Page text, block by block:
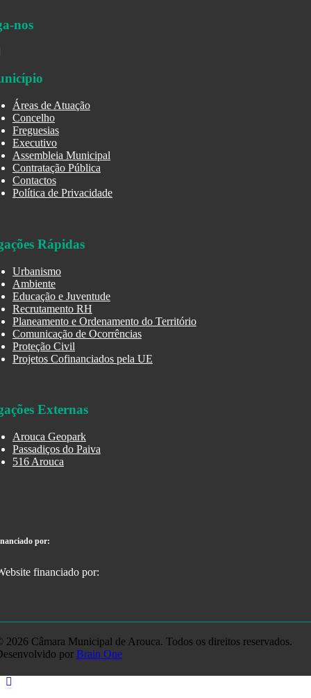
nos
Áreas de Atuação
Concelho
Freguesias
Executivo
Assembleia Municipal
Contratação Pública
Contactos
Política de Privacidade
Rápidas
Urbanismo
Ambiente
Educação e Juventude
Recrutamento RH
Planeamento e Ordenamento do Território
Comunicação de Ocorrências
Proteção Civil
Projetos Cofinanciados pela UE
Externas
Arouca Geopark
Passadiços do Paiva
516 Arouca
por:
2026 Câmara Municipal de Arouca. Todos os direitos reservados.
por Brain One